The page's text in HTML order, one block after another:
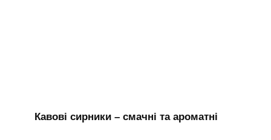
Кавові сирники – смачні та ароматні